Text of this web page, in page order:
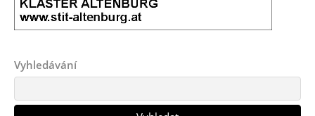
Vyhledávání